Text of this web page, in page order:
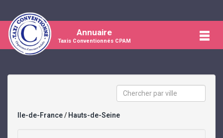
Annuaire
Taxis Conventionnés CPAM
Ile-de-France/ Hauts-de-Seine